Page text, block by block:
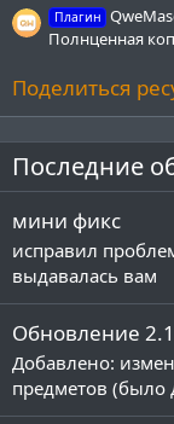
Плагин
Полнценная
Поделиться
Последние
мини фикс
исправил
выдавалась вам
Обновление 2.1
Добавлено:
предметов (было